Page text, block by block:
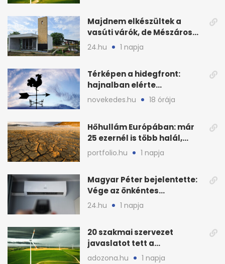
Majdnem elkészültek a
vasúti várók, de Mészáros
bizalmasa leromboltatja
24.hu 1 napja
Térképen a hidegfront:
hajnalban elérte
Magyarország határát
novekedes.hu 18 órája
Hőhullám Európában: már
25 ezernél is több halál,
folytatódhat
portfolio.hu 1 napja
Magyar Péter bejelentette:
Vége az önkéntes
fogyasztáscsökkentésnek
24.hu 1 napja
20 szakmai szervezet
javaslatot tett a
fenntartható szélenergia-
adozona.hu 1 napja